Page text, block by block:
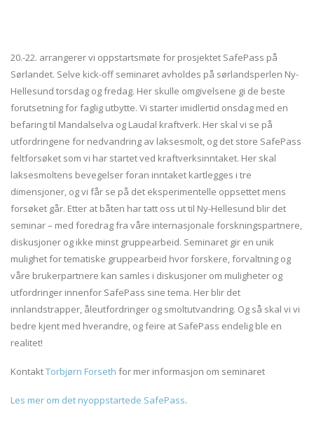
20.-22. arrangerer vi oppstartsmøte for prosjektet SafePass på
Sørlandet. Selve kick-off seminaret avholdes på sørlandsperlen Ny-
Hellesund torsdag og fredag. Her skulle omgivelsene gi de beste
forutsetning for faglig utbytte. Vi starter imidlertid onsdag med en
befaring til Mandalselva og Laudal kraftverk. Her skal vi se på
utfordringene for nedvandring av laksesmolt, og det store SafePass
feltforsøket som vi har startet ved kraftverksinntaket. Her skal
laksesmoltens bevegelser foran inntaket kartlegges i tre
dimensjoner, og vi får se på det eksperimentelle oppsettet mens
forsøket går. Etter at båten har tatt oss ut til Ny-Hellesund blir det
seminar – med foredrag fra våre internasjonale forskningspartnere,
diskusjoner og ikke minst gruppearbeid. Seminaret gir en unik
mulighet for tematiske gruppearbeid hvor forskere, forvaltning og
våre brukerpartnere kan samles i diskusjoner om muligheter og
utfordringer innenfor SafePass sine tema. Her blir det
innlandstrapper, åleutfordringer og smoltutvandring. Og så skal vi vi
bedre kjent med hverandre, og feire at SafePass endelig ble en
realitet!
KontaktTorbjørn Forseth for mer informasjon om seminaret
Les mer om det nyoppstartede SafePass.